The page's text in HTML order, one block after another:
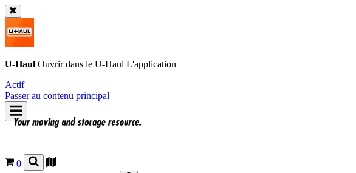
U-Haul Ouvrir dans le U-Haul L'application
Actif
Passer au contenu principal
0